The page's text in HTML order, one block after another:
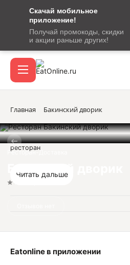
Скачай мобильное
приложение!
Получай промокоды, скидки
и акции раньше других!
сообщение
кодом
подтверждения
Вход / регистрация
Акции
Главная Бакинский дворик
Ресторан-Доставка
Бакинский дворик
ресторан
Читать дальше
Eatonline в приложении